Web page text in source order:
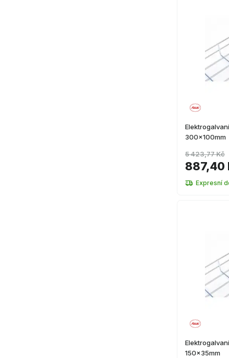
300x100mm
887,40
5 423,77 Kč
Expresní
150x35mm